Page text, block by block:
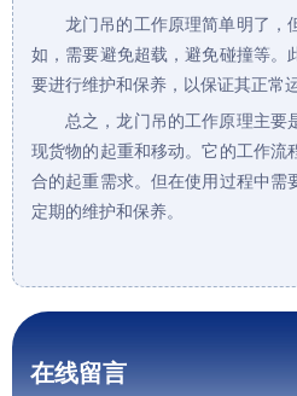
龙门吊的工作原理简单明了，
如，需要避免超载，避免碰撞等。
要进行维护和保养，以保证其正常
总之，龙门吊的工作原理主要
现货物的起重和移动。它的工作流
合的起重需求。但在使用过程中需
定期的维护和保养。
在线留言